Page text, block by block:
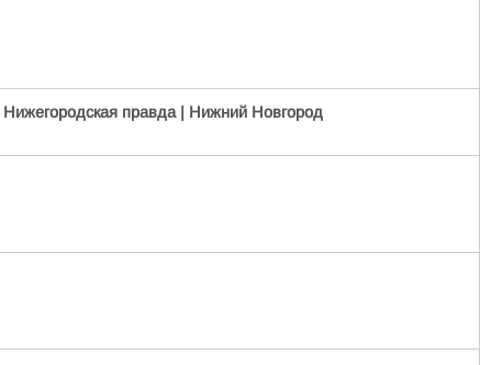
Нижегородская правда | Нижний Новгород